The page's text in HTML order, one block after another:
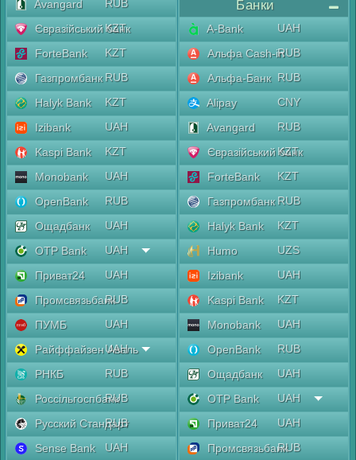
Avangard
RUB
Євразійський банк
KZT
ForteBank
KZT
Газпромбанк RUB
Halyk Bank
KZT
Izibank
UAH
Kaspi Bank
KZT
Monobank
UAH
OpenBank
RUB
Ощадбанк
UAH
OTP Bank
UAH
Приват24
UAH
ПромсвязьбанкRUB
ПУМБ
UAH
Райффайзен Аваль
UAH
РНКБ
RUB
Россільгоспбанк
RUB
Русский Стандарт
RUB
Sense Bank
UAH
Банки
A-Bank
UAH
Альфа Cash-inRUB
Альфа-Банк RUB
Alipay
CNY
Avangard
RUB
Євразійський банк
KZT
ForteBank
KZT
Газпромбанк RUB
Halyk Bank
KZT
Humo
UZS
Izibank
UAH
Kaspi Bank
KZT
Monobank
UAH
OpenBank
RUB
Ощадбанк
UAH
OTP Bank
UAH
Приват24
UAH
ПромсвязьбанкRUB